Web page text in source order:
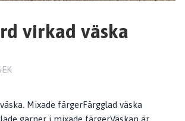
virkad väska
Mixade färgerFärgglad väska
garner i mixade färgerVäskan är